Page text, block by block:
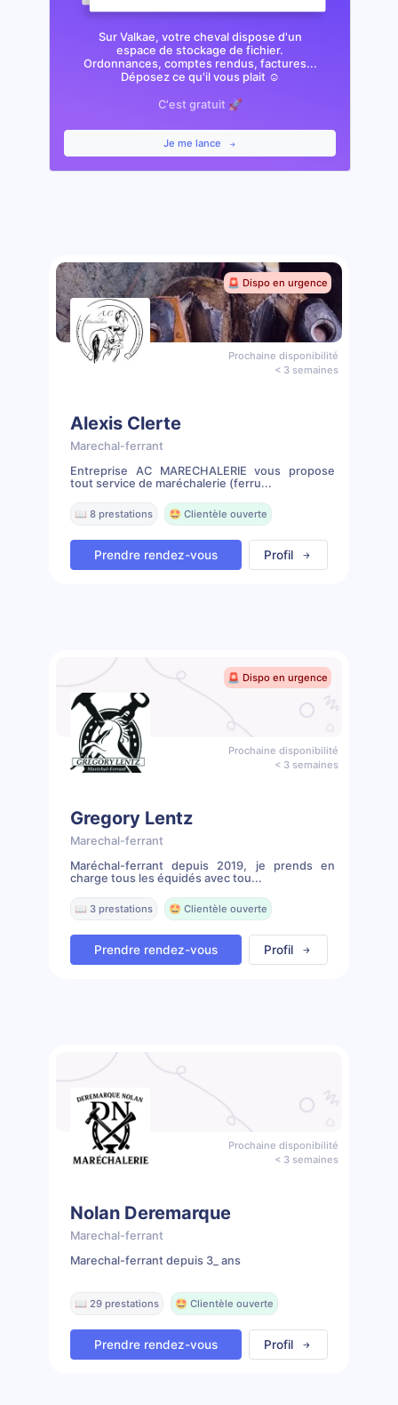
Sur Valkae, votre cheval dispose d'un
espace de stockage de fichier.
Ordonnances, comptes rendus, factures...
Déposez ce qu'il vous plait ☺️
C'est gratuit 🚀
Je me lance
🚨 Dispo en urgence
Prochaine disponibilité
< 3 semaines
Alexis Clerte
Marechal-ferrant
Entreprise AC MARECHALERIE vous propose
tout service de maréchalerie (ferru...
📖 8 prestations 🤩 Clientèle ouverte
Prendre rendez-vous Profil
🚨 Dispo en urgence
Prochaine disponibilité
< 3 semaines
Gregory Lentz
Marechal-ferrant
Maréchal-ferrant depuis 2019, je prends en
charge tous les équidés avec tou...
📖 3 prestations 🤩 Clientèle ouverte
Prendre rendez-vous Profil
Prochaine disponibilité
< 3 semaines
Nolan Deremarque
Marechal-ferrant
Marechal-ferrant depuis 3_ ans
📖 29 prestations 🤩 Clientèle ouverte
Prendre rendez-vous Profil